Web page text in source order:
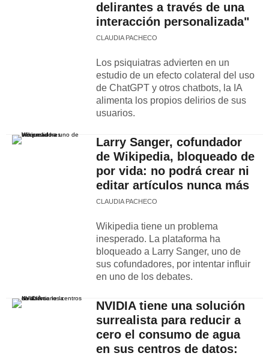
delirantes a través de una
interacción personalizada"
CLAUDIA PACHECO
Los psiquiatras advierten en un
estudio de un efecto colateral del uso
de ChatGPT y otros chatbots, la IA
alimenta los propios delirios de sus
usuarios.
Larry Sanger, cofundador
de Wikipedia, bloqueado de
por vida: no podrá crear ni
editar artículos nunca más
CLAUDIA PACHECO
Wikipedia tiene un problema
inesperado. La plataforma ha
bloqueado a Larry Sanger, uno de
sus cofundadores, por intentar influir
en uno de los debates.
NVIDIA tiene una solución
surrealista para reducir a
cero el consumo de agua
en sus centros de datos: